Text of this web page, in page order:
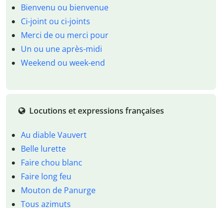
Bienvenu ou bienvenue
Ci-joint ou ci-joints
Merci de ou merci pour
Un ou une après-midi
Weekend ou week-end
Locutions et expressions françaises
Au diable Vauvert
Belle lurette
Faire chou blanc
Faire long feu
Mouton de Panurge
Tous azimuts